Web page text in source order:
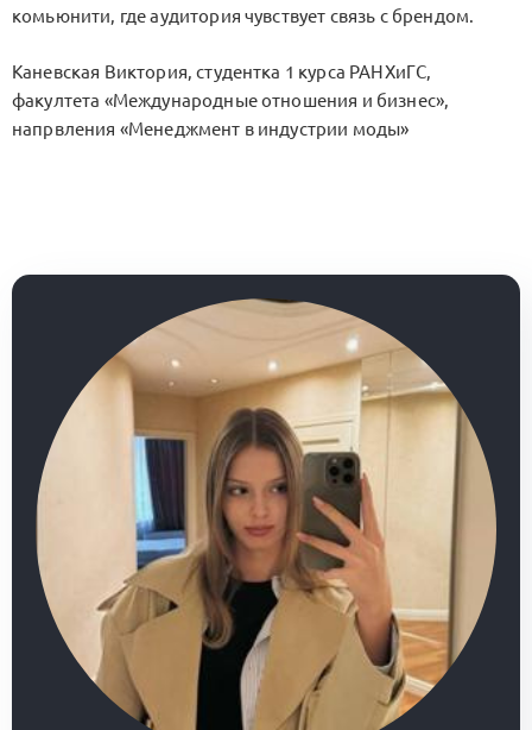
комьюнити, где аудитория чувствует связь с брендом.
Каневская Виктория, студентка 1 курса РАНХиГС,
факултета «Международные отношения и бизнес»,
напрвления «Менеджмент в индустрии моды»